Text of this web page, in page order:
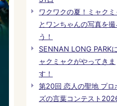
ワクワクの夏！ミャクミ
とワンちゃんの写真を撮
う！
SENNAN LONG PARK
ャクミャクがやってきま
す！
第20回 恋人の聖地 プロ
ズの言葉コンテスト